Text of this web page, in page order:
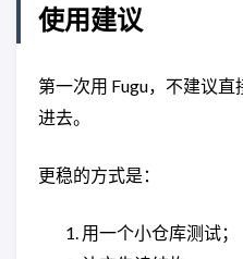
使用建议
第一次用 Fugu，不建议
进去。
更稳的方式是：
用一个小仓库测试；